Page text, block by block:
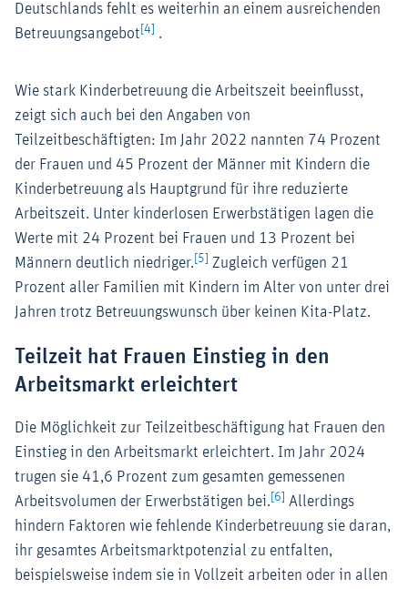
Deutschlands fehlt es weiterhin an einem ausreichenden
Betreuungsangebot [4] .
Wie stark Kinderbetreuung die Arbeitszeit beeinflusst,
zeigt sich auch bei den Angaben von
Teilzeitbeschäftigten: Im Jahr 2022 nannten 74 Prozent
der Frauen und 45 Prozent der Männer mit Kindern die
Kinderbetreuung als Hauptgrund für ihre reduzierte
Arbeitszeit. Unter kinderlosen Erwerbstätigen lagen die
Werte mit 24 Prozent bei Frauen und 13 Prozent bei
Männern deutlich niedriger. [5] Zugleich verfügen 21
Prozent aller Familien mit Kindern im Alter von unter drei
Jahren trotz Betreuungswunsch über keinen Kita-Platz.
Teilzeit hat Frauen Einstieg in den
Arbeitsmarkt erleichtert
Die Möglichkeit zur Teilzeitbeschäftigung hat Frauen den
Einstieg in den Arbeitsmarkt erleichtert. Im Jahr 2024
trugen sie 41,6 Prozent zum gesamten gemessenen
Arbeitsvolumen der Erwerbstätigen bei. [6] Allerdings
hindern Faktoren wie fehlende Kinderbetreuung sie daran,
ihr gesamtes Arbeitsmarktpotenzial zu entfalten,
beispielsweise indem sie in Vollzeit arbeiten oder in allen